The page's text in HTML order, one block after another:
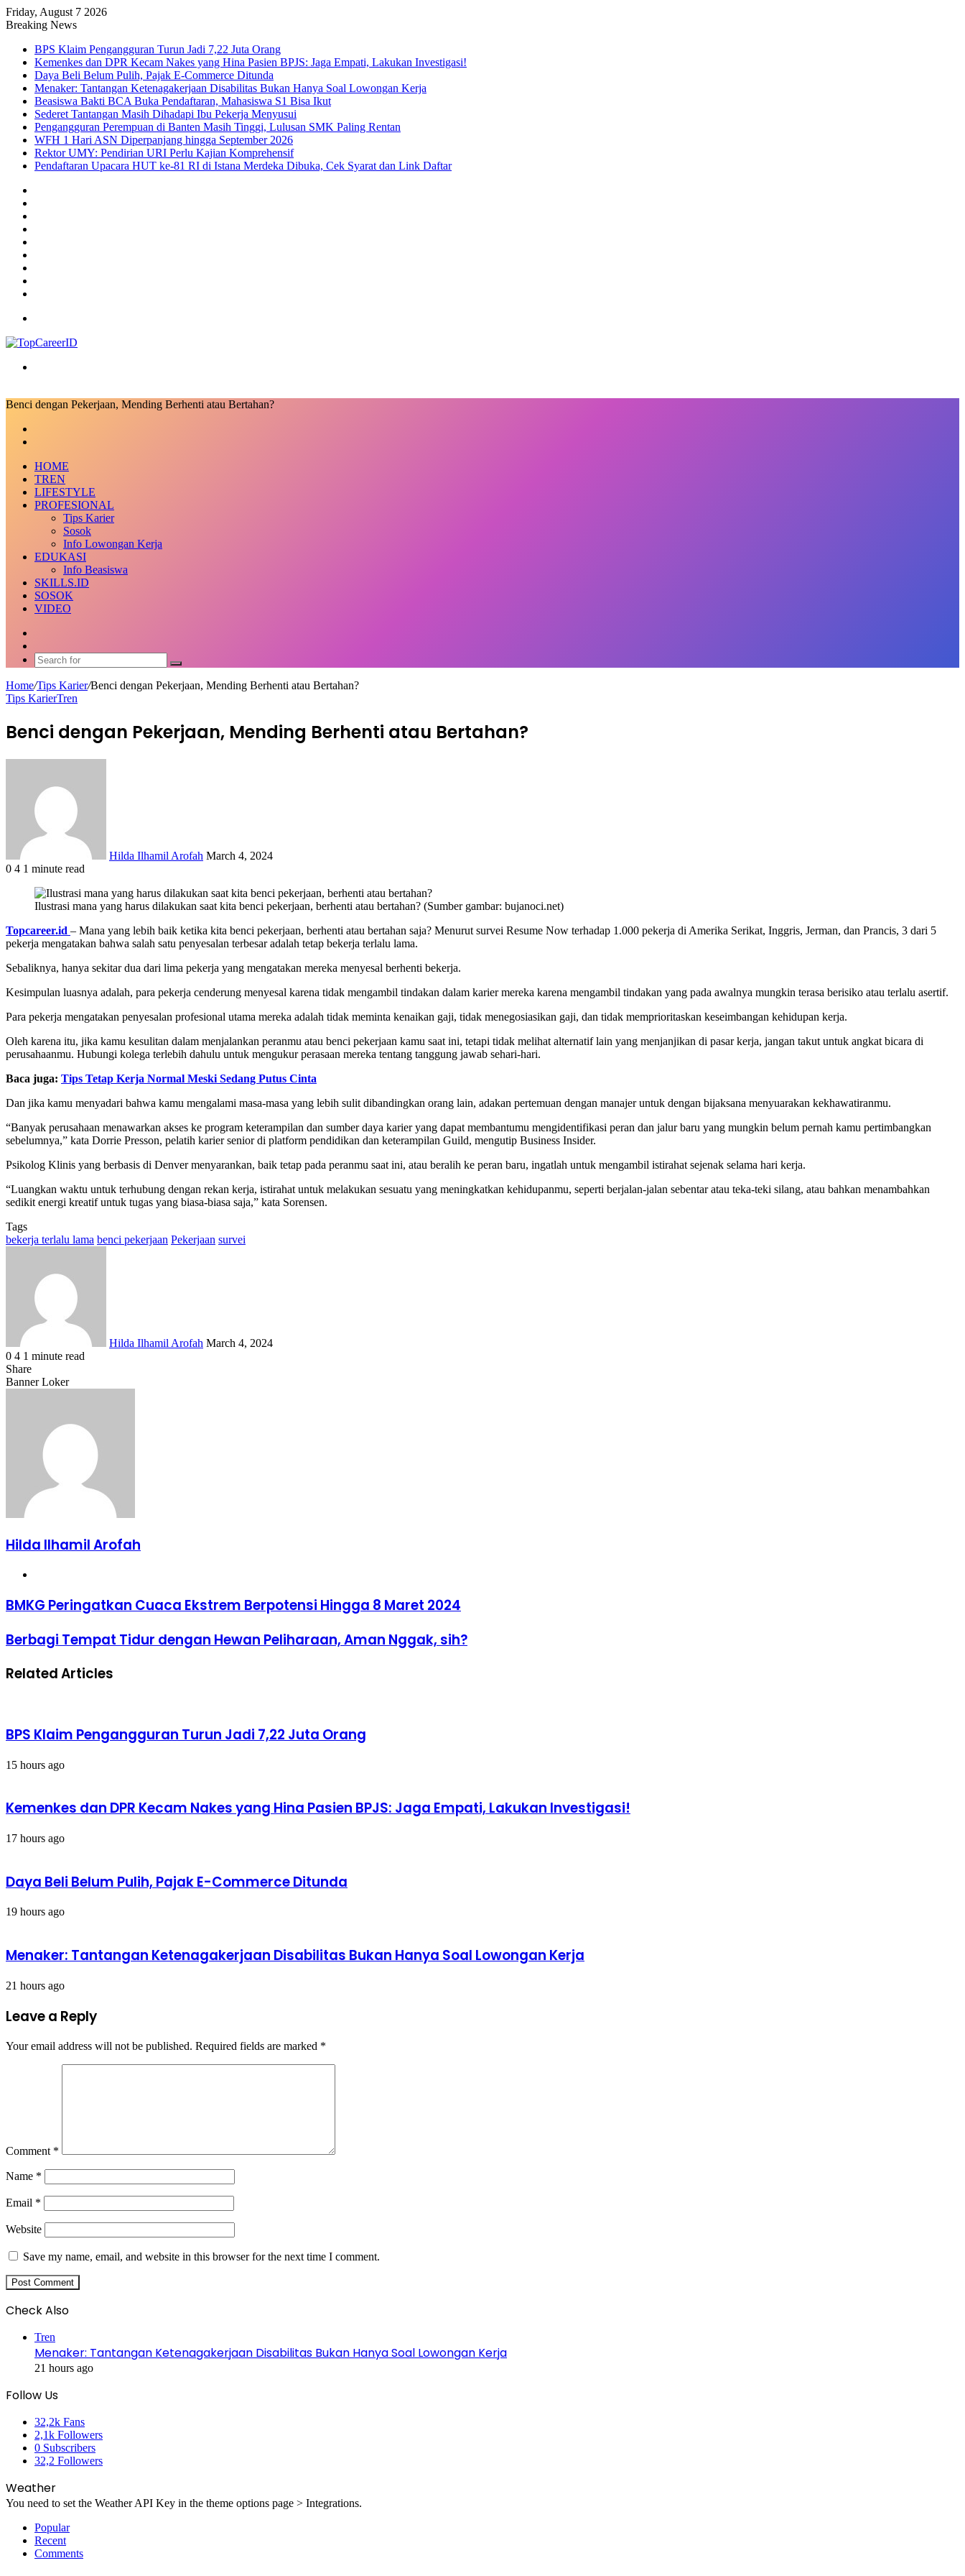
Friday, August 7 2026
Breaking News
BPS Klaim Pengangguran Turun Jadi 7,22 Juta Orang
Kemenkes dan DPR Kecam Nakes yang Hina Pasien BPJS: Jaga Empati, Lakukan Investigasi!
Daya Beli Belum Pulih, Pajak E-Commerce Ditunda
Menaker: Tantangan Ketenagakerjaan Disabilitas Bukan Hanya Soal Lowongan Kerja
Beasiswa Bakti BCA Buka Pendaftaran, Mahasiswa S1 Bisa Ikut
Sederet Tantangan Masih Dihadapi Ibu Pekerja Menyusui
Pengangguran Perempuan di Banten Masih Tinggi, Lulusan SMK Paling Rentan
WFH 1 Hari ASN Diperpanjang hingga September 2026
Rektor UMY: Pendirian URI Perlu Kajian Komprehensif
Pendaftaran Upacara HUT ke-81 RI di Istana Merdeka Dibuka, Cek Syarat dan Link Daftar
Benci dengan Pekerjaan, Mending Berhenti atau Bertahan?
Email
HOME
TREN
LIFESTYLE
PROFESIONAL
Tips Karier
Sosok
Info Lowongan Kerja
EDUKASI
Info Beasiswa
SKILLS.ID
SOSOK
VIDEO
skin
Search
for
Home/Tips Karier/Benci dengan Pekerjaan, Mending Berhenti atau Bertahan?
Tips KarierTren
Benci dengan Pekerjaan, Mending Berhenti atau Bertahan?
Hilda Ilhamil Arofah March 4, 2024
0 4 1 minute read
Ilustrasi mana yang harus dilakukan saat kita benci pekerjaan, berhenti atau bertahan? (Sumber gambar: bujanoci.net)
Topcareer.id – Mana yang lebih baik ketika kita benci pekerjaan, berhenti atau bertahan saja? Menurut survei Resume Now terhadap 1.000 pekerja di Amerika Serikat, Inggris, Jerman, dan Prancis, 3 dari 5
pekerja mengatakan bahwa salah satu penyesalan terbesar adalah tetap bekerja terlalu lama.
Sebaliknya, hanya sekitar dua dari lima pekerja yang mengatakan mereka menyesal berhenti bekerja.
Kesimpulan luasnya adalah, para pekerja cenderung menyesal karena tidak mengambil tindakan dalam karier mereka karena mengambil tindakan yang pada awalnya mungkin terasa berisiko atau terlalu asertif.
Para pekerja mengatakan penyesalan profesional utama mereka adalah tidak meminta kenaikan gaji, tidak menegosiasikan gaji, dan tidak memprioritaskan keseimbangan kehidupan kerja.
Oleh karena itu, jika kamu kesulitan dalam menjalankan peranmu atau benci pekerjaan kamu saat ini, tetapi tidak melihat alternatif lain yang menjanjikan di pasar kerja, jangan takut untuk angkat bicara di
perusahaanmu. Hubungi kolega terlebih dahulu untuk mengukur perasaan mereka tentang tanggung jawab sehari-hari.
Baca juga: Tips Tetap Kerja Normal Meski Sedang Putus Cinta
Dan jika kamu menyadari bahwa kamu mengalami masa-masa yang lebih sulit dibandingkan orang lain, adakan pertemuan dengan manajer untuk dengan bijaksana menyuarakan kekhawatiranmu.
“Banyak perusahaan menawarkan akses ke program keterampilan dan sumber daya karier yang dapat membantumu mengidentifikasi peran dan jalur baru yang mungkin belum pernah kamu pertimbangkan
sebelumnya,” kata Dorrie Presson, pelatih karier senior di platform pendidikan dan keterampilan Guild, mengutip Business Insider.
Psikolog Klinis yang berbasis di Denver menyarankan, baik tetap pada peranmu saat ini, atau beralih ke peran baru, ingatlah untuk mengambil istirahat sejenak selama hari kerja.
“Luangkan waktu untuk terhubung dengan rekan kerja, istirahat untuk melakukan sesuatu yang meningkatkan kehidupanmu, seperti berjalan-jalan sebentar atau teka-teki silang, atau bahkan menambahkan
sedikit energi kreatif untuk tugas yang biasa-biasa saja,” kata Sorensen.
Tags
bekerja terlalu lama benci pekerjaan Pekerjaan survei
Hilda Ilhamil Arofah March 4, 2024
0 4 1 minute read
Facebook
X
LinkedIn
WhatsApp
Share
via
Share
Facebook
X
LinkedIn
WhatsApp
Share
Banner Loker
Hilda Ilhamil Arofah
BMKG
Peringatkan
Ekstrem
Berpotensi
8
BMKG Peringatkan Cuaca Ekstrem Berpotensi Hingga 8 Maret 2024
Berbagi
Tempat
dengan
sih?
Berbagi Tempat Tidur dengan Hewan Peliharaan, Aman Nggak, sih?
Related Articles
BPS Klaim Pengangguran Turun Jadi 7,22 Juta Orang
15 hours ago
Kemenkes dan DPR Kecam Nakes yang Hina Pasien BPJS: Jaga Empati, Lakukan Investigasi!
17 hours ago
Daya Beli Belum Pulih, Pajak E-Commerce Ditunda
19 hours ago
Menaker: Tantangan Ketenagakerjaan Disabilitas Bukan Hanya Soal Lowongan Kerja
21 hours ago
Leave a Reply
Your email address will not be published. Required fields are marked *
Comment *
Name *
Email *
Website
Save my name, email, and website in this browser for the next time I comment.
Check Also
Tren
Menaker: Tantangan Ketenagakerjaan Disabilitas Bukan Hanya Soal Lowongan Kerja
21 hours ago
Follow Us
32,2k Fans
2,1k Followers
0 Subscribers
32,2 Followers
Weather
You need to set the Weather API Key in the theme options page > Integrations.
Popular
Recent
Comments